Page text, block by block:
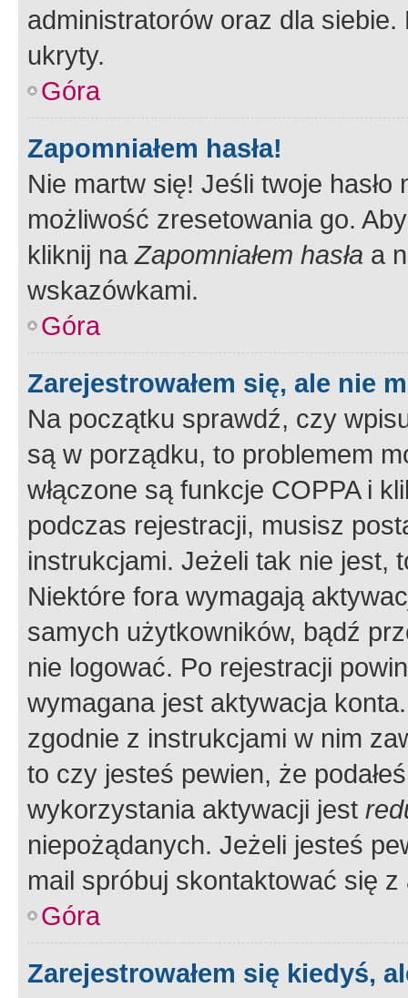
administratorów oraz dla
ukryty.
Góra
Zapomniałem hasła!
Nie martw się! Jeśli twoje
możliwość zresetowania go.
kliknij naZapomniałem hasła a
wskazówkami.
Góra
Zarejestrowałem się, ale nie
Na początku sprawdź, czy
są w porządku, to problemem
włączone są funkcje COPPA i
podczas rejestracji, musisz
instrukcjami. Jeżeli tak nie jest,
Niektóre fora wymagają
samych użytkowników, bądź
nie logować. Po rejestracji
wymagana jest aktywacja
zgodnie z instrukcjami w nim
to czy jesteś pewien, że
wykorzystania aktywacji jest
niepożądanych. Jeżeli jesteś
mail spróbuj skontaktować się
Góra
Zarejestrowałem się kiedyś,